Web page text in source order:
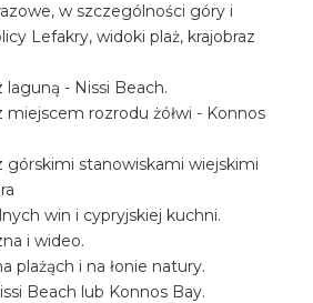
w szczególności góry i
Lefakry, widoki plaż, krajobraz
laguną - Nissi Beach.
miejscem rozrodu żółwi - Konnos
górskimi stanowiskami wiejskimi
win i cypryjskiej kuchni.
i wideo.
plażąch i na łonie natury.
Beach lub Konnos Bay.